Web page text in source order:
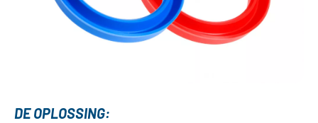
DE OPLOSSING: